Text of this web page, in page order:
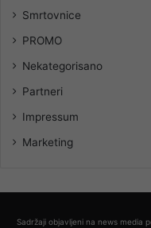
Smrtovnice
PROMO
Nekategorisano
Partneri
Impressum
Marketing
Sadržaji objavljeni na news media